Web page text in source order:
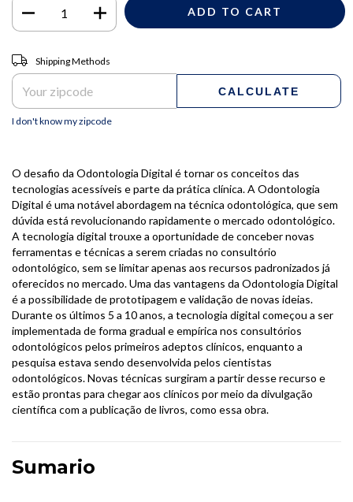
Shipping for zipcode:
Shipping Methods
CALCULATE
I don't know my zipcode
O desafio da Odontologia Digital é tornar os conceitos das
tecnologias acessíveis e parte da prática clínica. A Odontologia
Digital é uma notável abordagem na técnica odontológica, que sem
dúvida está revolucionando rapidamente o mercado odontológico.
A tecnologia digital trouxe a oportunidade de conceber novas
ferramentas e técnicas a serem criadas no consultório
odontológico, sem se limitar apenas aos recursos padronizados já
oferecidos no mercado. Uma das vantagens da Odontologia Digital
é a possibilidade de prototipagem e validação de novas ideias.
Durante os últimos 5 a 10 anos, a tecnologia digital começou a ser
implementada de forma gradual e empírica nos consultórios
odontológicos pelos primeiros adeptos clínicos, enquanto a
pesquisa estava sendo desenvolvida pelos cientistas
odontológicos. Novas técnicas surgiram a partir desse recurso e
estão prontas para chegar aos clínicos por meio da divulgação
científica com a publicação de livros, como essa obra.
Sumario